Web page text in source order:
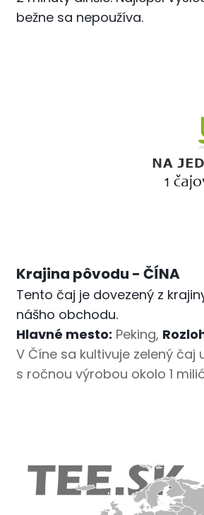
bežne sa nepoužíva.
Krajina pôvodu - ČÍNA
Tento čaj je dovezený z
nášho obchodu.
Hlavné mesto: Peking,
V Číne sa kultivuje zelený
s ročnou výrobou okolo 1